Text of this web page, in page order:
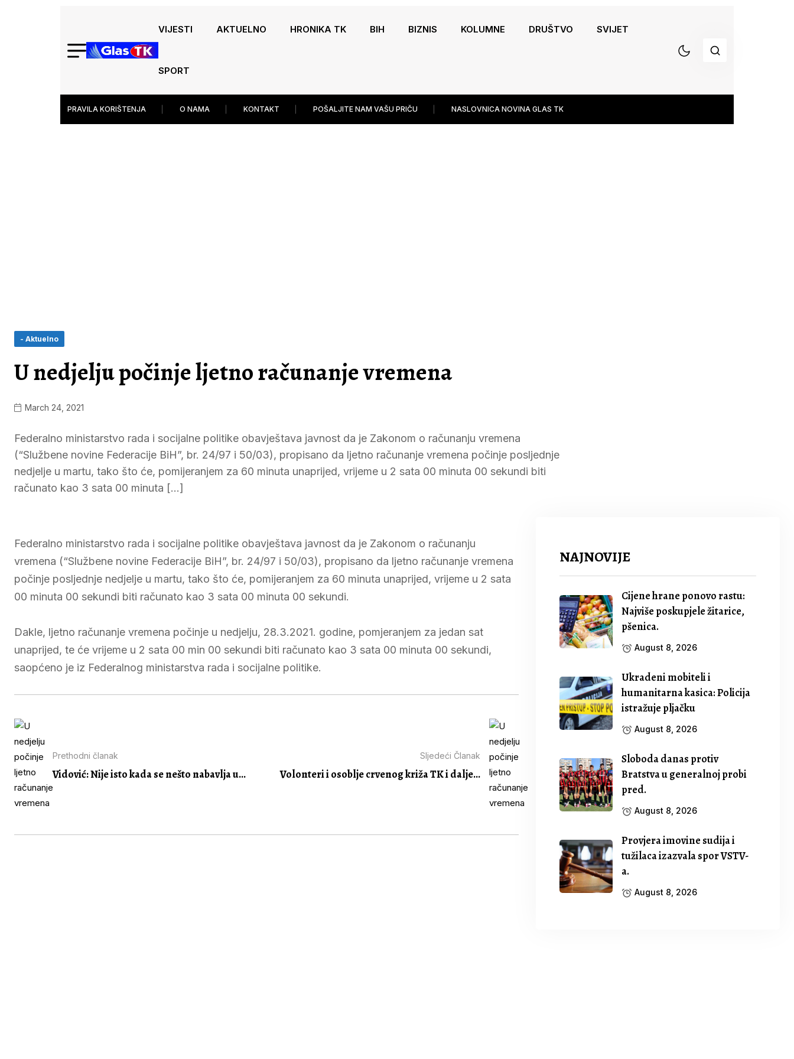
VIJESTI AKTUELNO HRONIKA TK BIH BIZNIS KOLUMNE DRUŠTVO SVIJET
SPORT
PRAVILA KORIŠTENJA O NAMA KONTAKT POŠALJITE NAM VAŠU PRIČU NASLOVNICA NOVINA GLAS TK
- Aktuelno
U nedjelju počinje ljetno računanje vremena
March 24, 2021
Federalno ministarstvo rada i socijalne politike obavještava javnost da je Zakonom o računanju vremena
(“Službene novine Federacije BiH”, br. 24/97 i 50/03), propisano da ljetno računanje vremena počinje posljednje
nedjelje u martu, tako što će, pomijeranjem za 60 minuta unaprijed, vrijeme u 2 sata 00 minuta 00 sekundi biti
računato kao 3 sata 00 minuta […]
Federalno ministarstvo rada i socijalne politike obavještava javnost da je Zakonom o računanju
vremena (“Službene novine Federacije BiH”, br. 24/97 i 50/03), propisano da ljetno računanje vremena
počinje posljednje nedjelje u martu, tako što će, pomijeranjem za 60 minuta unaprijed, vrijeme u 2 sata
00 minuta 00 sekundi biti računato kao 3 sata 00 minuta 00 sekundi.
Dakle, ljetno računanje vremena počinje u nedjelju, 28.3.2021. godine, pomjeranjem za jedan sat
unaprijed, te će vrijeme u 2 sata 00 min 00 sekundi biti računato kao 3 sata 00 minuta 00 sekundi,
saopćeno je iz Federalnog ministarstva rada i socijalne politike.
Prethodni članak
Vidović: Nije isto kada se nešto nabavlja u...
Sljedeći Članak
Volonteri i osoblje crvenog križa TK i dalje...
NAJNOVIJE
Cijene hrane ponovo rastu:
Najviše poskupjele žitarice,
pšenica.
August 8, 2026
Ukradeni mobiteli i
humanitarna kasica: Policija
istražuje pljačku
August 8, 2026
Sloboda danas protiv
Bratstva u generalnoj probi
pred.
August 8, 2026
Provjera imovine sudija i
tužilaca izazvala spor VSTV-
a.
August 8, 2026